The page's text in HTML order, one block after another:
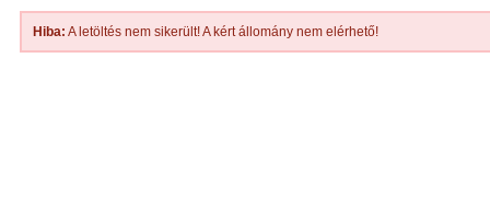
Hiba: A letöltés nem sikerült! A kért állomány nem elérhető!